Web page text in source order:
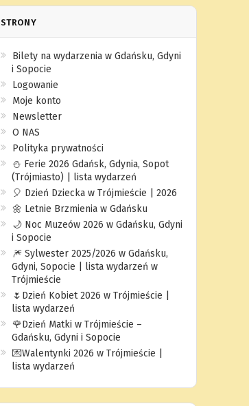
STRONY
Bilety na wydarzenia w Gdańsku, Gdyni
i Sopocie
Logowanie
Moje konto
Newsletter
O NAS
Polityka prywatności
⛄️ Ferie 2026 Gdańsk, Gdynia, Sopot
(Trójmiasto) | lista wydarzeń
🎈 Dzień Dziecka w Trójmieście | 2026
🌼 Letnie Brzmienia w Gdańsku
🌙 Noc Muzeów 2026 w Gdańsku, Gdyni
i Sopocie
🎆 Sylwester 2025/2026 w Gdańsku,
Gdyni, Sopocie | lista wydarzeń w
Trójmieście
🌷Dzień Kobiet 2026 w Trójmieście |
lista wydarzeń
🌹Dzień Matki w Trójmieście –
Gdańsku, Gdyni i Sopocie
💌Walentynki 2026 w Trójmieście |
lista wydarzeń